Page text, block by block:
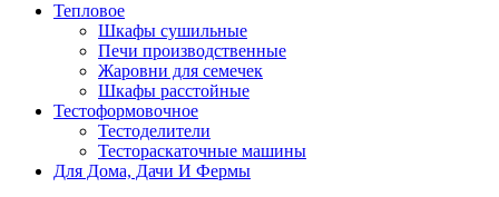
Тепловое
Шкафы сушильные
Печи производственные
Жаровни для семечек
Шкафы расстойные
Тестоформовочное
Тестоделители
Тестораскаточные машины
Для Дома, Дачи И Фермы